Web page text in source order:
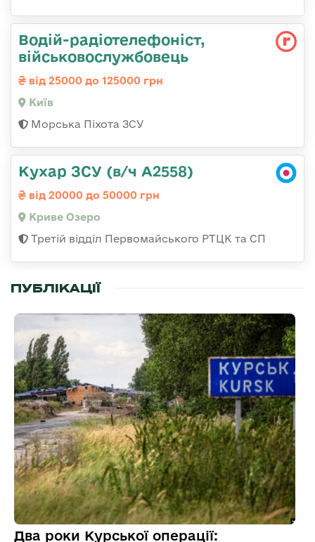
Водій-радіотелефоніст,
військовослужбовець
від 25000 до 125000 грн
Київ
Морська Піхота ЗСУ
Кухар ЗСУ (в/ч А2558)
від 20000 до 50000 грн
Криве Озеро
Третій відділ Первомайського РТЦК та СП
ПУБЛІКАЦІЇ
Два роки Курської операції: